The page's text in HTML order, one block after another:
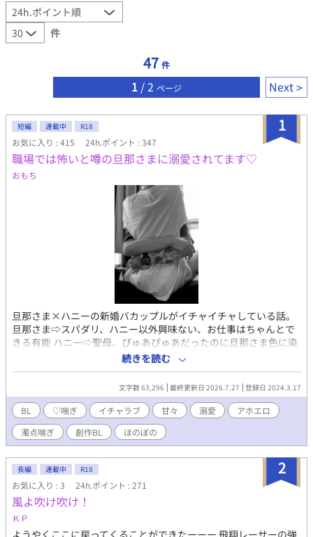
件
47 件
1 / 2 ページ Next
1
短編 連載中 R18
お気に入り : 415 24h.ポイント : 347
職場では怖いと噂の旦那さまに溺愛されてます♡
おもち
旦那さま×ハニーの新婚バカップルがイチャイチャしている話。
旦那さま⇨スパダリ、ハニー以外興味ない、お仕事はちゃんとで
きる有能 ハニー⇨聖母、ぴゅあぴゅあだったのに旦那さま色に染
められている、束縛されている自覚は無い、太陽 サブタイトルは
『こんな嫁が欲しい』です。 今からでもスパダリになれますか？
続きを読む
文字数 63,296 最終更新日 2026.7.27 登録日 2024.3.17
BL ♡喘ぎ イチャラブ 甘々 溺愛
アホエロ
濁点喘ぎ
創作BL ほのぼの
2
長編 連載中 R18
お気に入り : 3 24h.ポイント : 271
風よ吹け吹け！
ＫＰ
ようやくここに戻ってくることができたーーー 飛翔レーサーの強